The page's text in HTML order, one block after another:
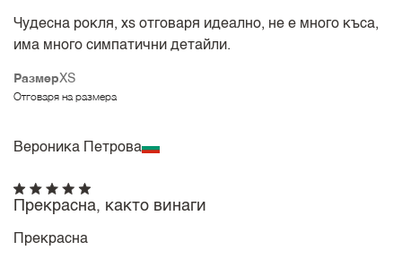
РазмерXS
Отговаря на размера
Чудесна рокля, xs отговаря идеално, не е много къса,
има много симпатични детайли.
Вероника Петрова
Прекрасна, както винаги
Прекрасна